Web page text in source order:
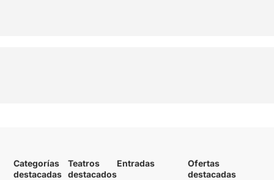
Categorías
destacadas
Teatros
destacados
Entradas
Ofertas
destacadas